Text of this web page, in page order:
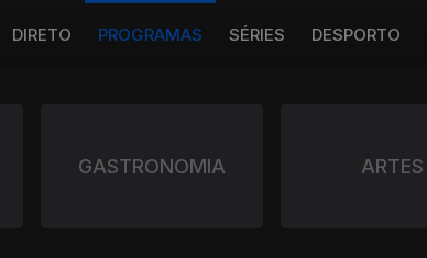
DIRETO PROGRAMAS SÉRIES DESPORTO
GASTRONOMIA ARTES